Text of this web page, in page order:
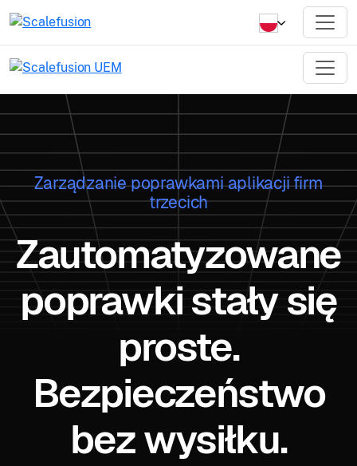
Zarządzanie poprawkami aplikacji firm
trzecich
Zautomatyzowane
poprawki stały się
proste.
Bezpieczeństwo
bez wysiłku.